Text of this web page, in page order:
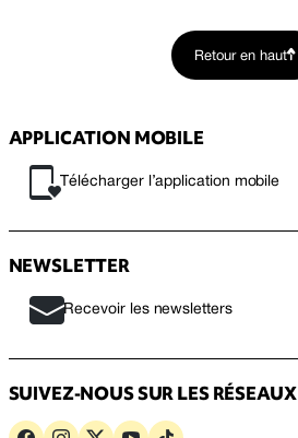
Retour en haut
APPLICATION MOBILE
Télécharger l’application mobile
NEWSLETTER
Recevoir les newsletters
SUIVEZ-NOUS SUR LES RÉSEAUX